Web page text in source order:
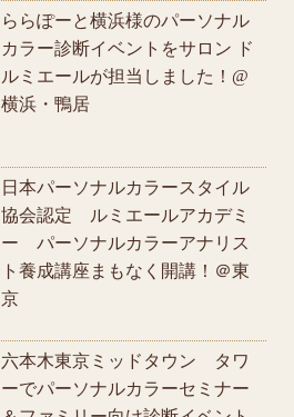
ららぽーと横浜様のパーソナル
カラー診断イベントをサロン ド
ルミエールが担当しました！@
横浜・鴨居
日本パーソナルカラースタイル
協会認定 ルミエールアカデミ
ー パーソナルカラーアナリス
ト養成講座まもなく開講！＠東
京
六本木東京ミッドタウン タワ
ーでパーソナルカラーセミナー